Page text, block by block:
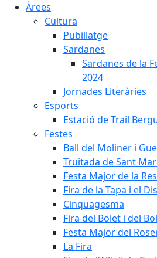
Àrees
Cultura
Pubillatge
Sardanes
Sardanes de la
2024
Jornades Literàries
Esports
Estació de Trail
Festes
Ball del Moliner i
Truitada de Sant
Festa Major de la
Fira de la Tapa i el
Cinquagesma
Fira del Bolet i del
Festa Major del
La Fira